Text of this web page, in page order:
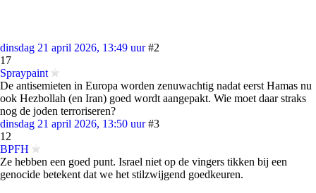
dinsdag 21 april 2026, 13:49 uur #2
17
Spraypaint
De antisemieten in Europa worden zenuwachtig nadat eerst Hamas nu
ook Hezbollah (en Iran) goed wordt aangepakt. Wie moet daar straks
nog de joden terroriseren?
dinsdag 21 april 2026, 13:50 uur #3
12
BPFH
Ze hebben een goed punt. Israel niet op de vingers tikken bij een
genocide betekent dat we het stilzwijgend goedkeuren.